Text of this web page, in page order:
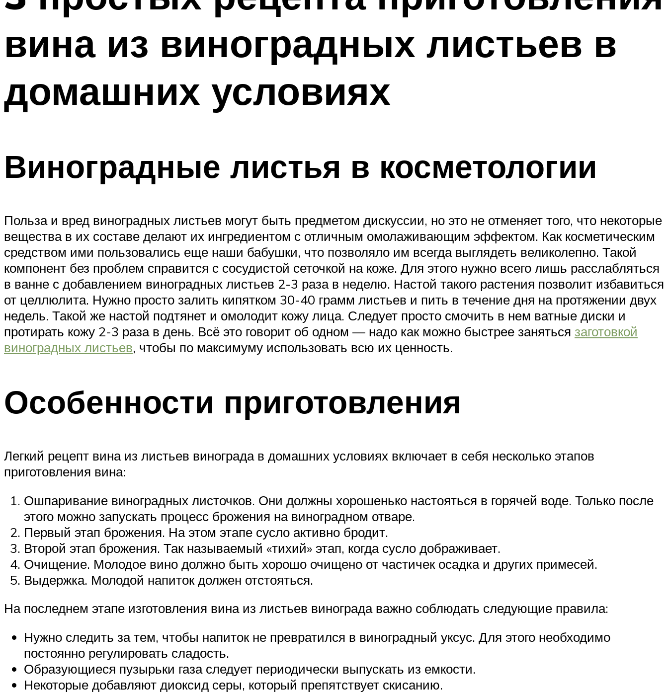
вина из виноградных листьев в
домашних условиях
Виноградные листья в косметологии
Польза и вред виноградных листьев могут быть предметом дискуссии, но это не отменяет того, что некоторые
вещества в их составе делают их ингредиентом с отличным омолаживающим эффектом. Как косметическим
средством ими пользовались еще наши бабушки, что позволяло им всегда выглядеть великолепно. Такой
компонент без проблем справится с сосудистой сеточкой на коже. Для этого нужно всего лишь расслабляться
в ванне с добавлением виноградных листьев 2-3 раза в неделю. Настой такого растения позволит избавиться
от целлюлита. Нужно просто залить кипятком 30-40 грамм листьев и пить в течение дня на протяжении двух
недель. Такой же настой подтянет и омолодит кожу лица. Следует просто смочить в нем ватные диски и
протирать кожу 2-3 раза в день. Всё это говорит об одном — надо как можно быстрее заняться заготовкой
виноградных листьев, чтобы по максимуму использовать всю их ценность.
Особенности приготовления
Легкий рецепт вина из листьев винограда в домашних условиях включает в себя несколько этапов
приготовления вина:
Ошпаривание виноградных листочков. Они должны хорошенько настояться в горячей воде. Только после
этого можно запускать процесс брожения на виноградном отваре.
Первый этап брожения. На этом этапе сусло активно бродит.
Второй этап брожения. Так называемый «тихий» этап, когда сусло дображивает.
Очищение. Молодое вино должно быть хорошо очищено от частичек осадка и других примесей.
Выдержка. Молодой напиток должен отстояться.
На последнем этапе изготовления вина из листьев винограда важно соблюдать следующие правила:
Нужно следить за тем, чтобы напиток не превратился в виноградный уксус. Для этого необходимо
постоянно регулировать сладость.
Образующиеся пузырьки газа следует периодически выпускать из емкости.
Некоторые добавляют диоксид серы, который препятствует скисанию.